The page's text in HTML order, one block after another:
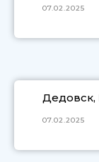
07.02.2025
Дедовск,
07.02.2025